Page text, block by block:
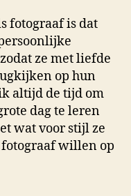
fotograaf is dat
ze met liefde
op hun
altijd de tijd om
dag te leren
wat voor stijl ze
willen op